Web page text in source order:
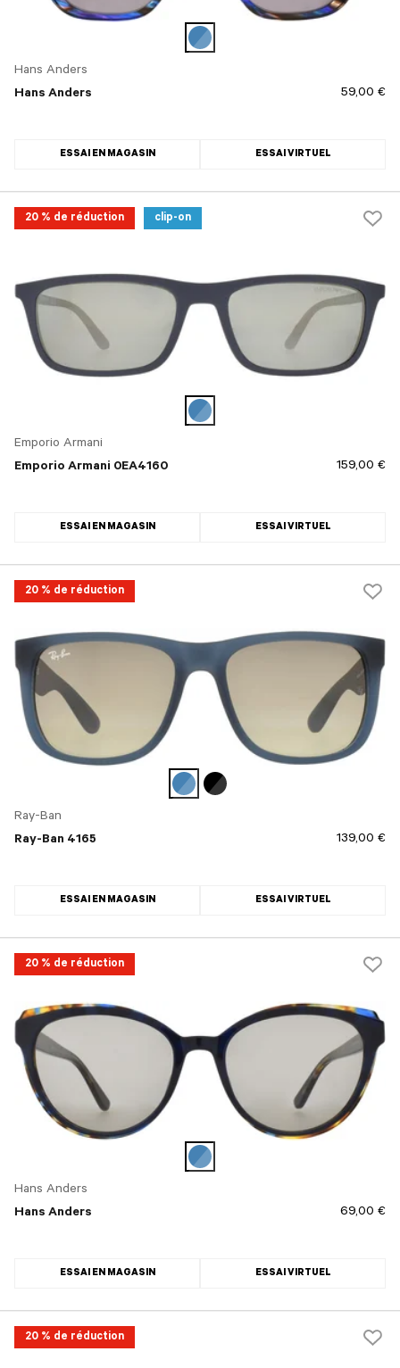
Hans Anders
Hans Anders
59,00 €
ESSAI EN MAGASIN ESSAI VIRTUEL
20 % de réduction clip-on
Emporio Armani
Emporio Armani 0EA4160
159,00 €
ESSAI EN MAGASIN ESSAI VIRTUEL
20 % de réduction
Ray-Ban
Ray-Ban 4165
139,00 €
ESSAI EN MAGASIN ESSAI VIRTUEL
20 % de réduction
Hans Anders
Hans Anders
69,00 €
ESSAI EN MAGASIN ESSAI VIRTUEL
20 % de réduction